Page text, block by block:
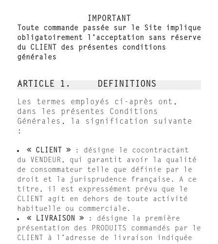
IMPORTANT
Toute commande passée sur le Site implique
obligatoirement l’acceptation sans réserve
du CLIENT des présentes conditions
générales
ARTICLE 1. DEFINITIONS
Les termes employés ci-après ont,
dans les présentes Conditions
Générales, la signification suivante
:
« CLIENT » : désigne le cocontractant
du VENDEUR, qui garantit avoir la qualité
de consommateur telle que définie par le
droit et la jurisprudence française. A ce
titre, il est expressément prévu que le
CLIENT agit en dehors de toute activité
habituelle ou commerciale.
« LIVRAISON » : désigne la première
présentation des PRODUITS commandés par le
CLIENT à l’adresse de livraison indiquée